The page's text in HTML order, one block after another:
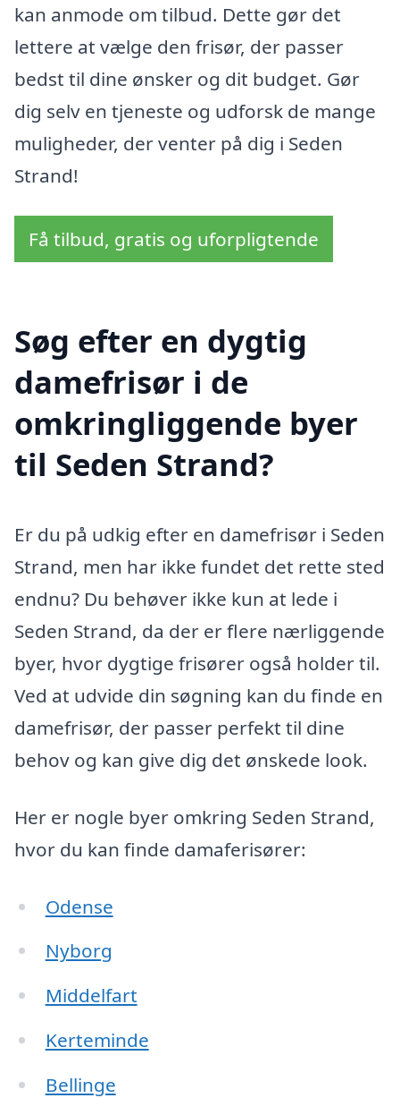
kan anmode om tilbud. Dette gør det
lettere at vælge den frisør, der passer
bedst til dine ønsker og dit budget. Gør
dig selv en tjeneste og udforsk de mange
muligheder, der venter på dig i Seden
Strand!
Få tilbud, gratis og uforpligtende
Søg efter en dygtig
damefrisør i de
omkringliggende byer
til Seden Strand?
Er du på udkig efter en damefrisør i Seden
Strand, men har ikke fundet det rette sted
endnu? Du behøver ikke kun at lede i
Seden Strand, da der er flere nærliggende
byer, hvor dygtige frisører også holder til.
Ved at udvide din søgning kan du finde en
damefrisør, der passer perfekt til dine
behov og kan give dig det ønskede look.
Her er nogle byer omkring Seden Strand,
hvor du kan finde damaferisører:
Odense
Nyborg
Middelfart
Kerteminde
Bellinge